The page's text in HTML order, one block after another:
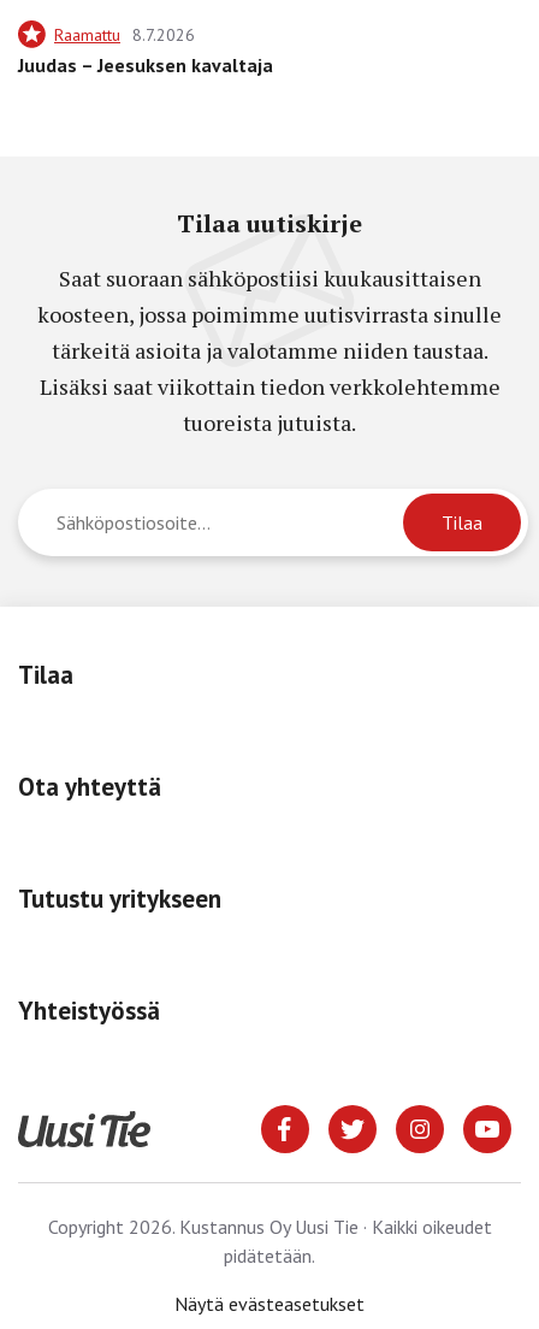
Raamattu 8.7.2026
Juudas – Jeesuksen kavaltaja
Tilaa uutiskirje
Saat suoraan sähköpostiisi kuukausittaisen
koosteen, jossa poimimme uutisvirrasta sinulle
tärkeitä asioita ja valotamme niiden taustaa.
Lisäksi saat viikottain tiedon verkkolehtemme
tuoreista jutuista.
Tilaa
Ota yhteyttä
Tutustu yritykseen
Yhteistyössä
Copyright 2026. Kustannus Oy Uusi Tie · Kaikki oikeudet
pidätetään.
Näytä evästeasetukset